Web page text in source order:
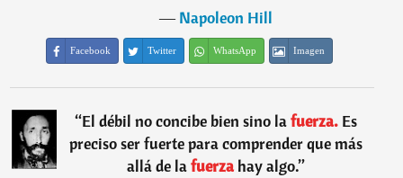
―Napoleon Hill
Facebook Twitter WhatsApp Imagen
“El débil no concibe bien sino lafuerza. Es
preciso ser fuerte para comprender que más
allá de lafuerza hay algo.”